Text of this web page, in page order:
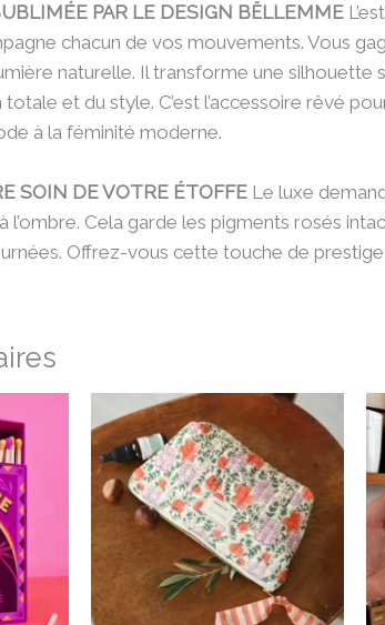
PAR LE DESIGN BËLLEMME
chacun de vos mouvements. Vous
naturelle. Il transforme une silhouette
et du style. C’est l’accessoire rêvé
à la féminité moderne.
SOIN DE VOTRE ÉTOFFE Le luxe
l’ombre. Cela garde les pigments rosés
Offrez-vous cette touche de prestige